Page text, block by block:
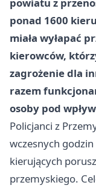
ponad 1600
miała wyłapać
kierowców,
zagrożenie dla
razem
osoby pod
Policjanci z
wczesnych
kierujących
przemyskiego.